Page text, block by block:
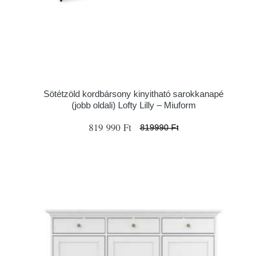
Sötétzöld kordbársony kinyitható sarokkanapé
(jobb oldali) Lofty Lilly – Miuform
819 990 Ft 819990 Ft